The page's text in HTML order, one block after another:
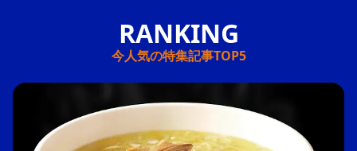
今人気の特集記事TOP5